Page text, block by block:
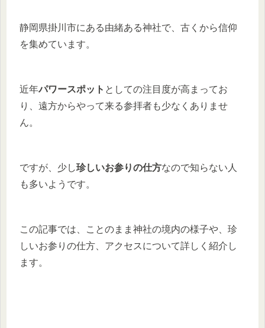
静岡県掛川市にある由緒ある神社で、古くから信仰
を集めています。
近年パワースポット としての注目度が高まってお
り、遠方からやって来る参拝者も少なくありませ
ん。
ですが、少し珍しいお参りの仕方なので知らない人
も多いようです。
この記事では、ことのまま神社の境内の様子や、珍
しいお参りの仕方、アクセスについて詳しく紹介し
ます。